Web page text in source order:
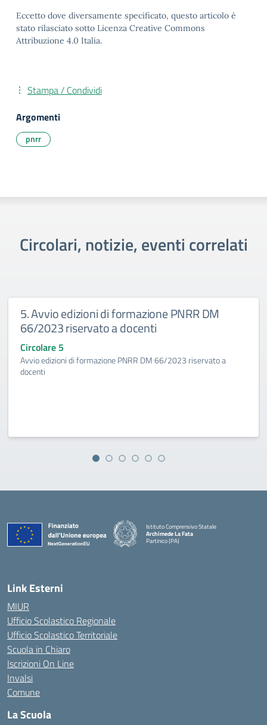
Eccetto dove diversamente specificato, questo articolo è
stato rilasciato sotto Licenza Creative Commons
Attribuzione 4.0 Italia.
Stampa / Condividi
Argomenti
pnrr
Circolari, notizie, eventi correlati
5. Avvio edizioni di formazione PNRR DM
66/2023 riservato a docenti
Circolare 5
Avvio edizioni di formazione PNRR DM 66/2023 riservato a
docenti
Istituto Comprensivo Statale
Archimede La Fata
Partinico (PA)
Link Esterni
MIUR
Ufficio Scolastico Regionale
Ufficio Scolastico Territoriale
Scuola in Chiaro
Iscrizioni On Line
Invalsi
Comune
La Scuola